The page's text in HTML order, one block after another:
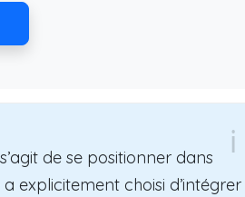
de se positionner dans
explicitement choisi d’intégrer